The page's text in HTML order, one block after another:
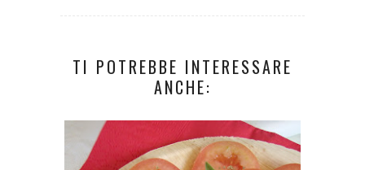
TI POTREBBE INTERESSARE
ANCHE: